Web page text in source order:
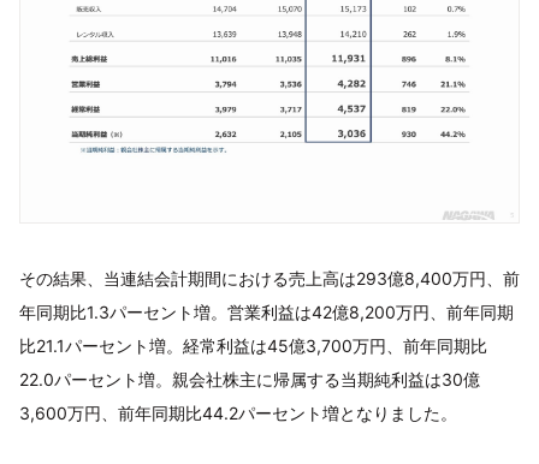
その結果、当連結会計期間における売上高は293億8,400万円、前
年同期比1.3パーセント増。営業利益は42億8,200万円、前年同期
比21.1パーセント増。経常利益は45億3,700万円、前年同期比
22.0パーセント増。親会社株主に帰属する当期純利益は30億
3,600万円、前年同期比44.2パーセント増となりました。